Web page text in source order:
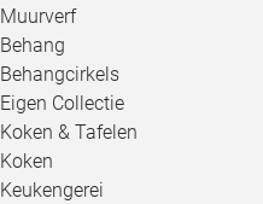
Muurverf
Behang
Behangcirkels
Eigen Collectie
Koken & Tafelen
Koken
Keukengerei